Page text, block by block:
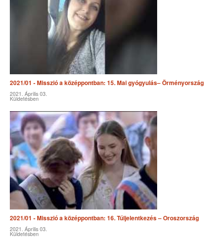
2021/01 - Misszió a középpontban: 15. Mai gyógyulás– Örményország
2021. Április 03.
Küldetésben
2021/01 - Misszió a középpontban: 16. Túljelentkezés – Oroszország
2021. Április 03.
Küldetésben